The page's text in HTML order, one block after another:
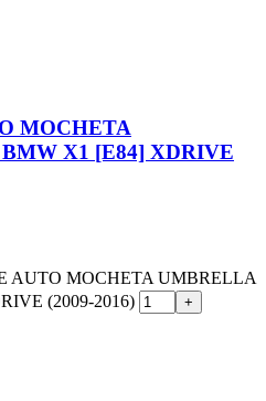
MOCHETA
X1 [E84] XDRIVE
AUTO MOCHETA UMBRELLA
(2009-2016)